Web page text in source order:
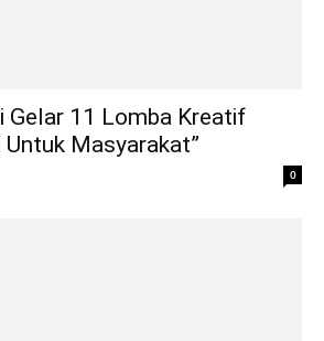
Gelar 11 Lomba Kreatif
Masyarakat”
0